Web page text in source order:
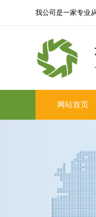
我公司是一家专业
网站首页